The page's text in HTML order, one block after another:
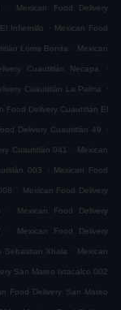
. Mexican Food Delivery
Infiernillo . Mexican Food
Loma Bonita . Mexican
Cuautitlán Necapa .
Cuautitlán La Palma .
Food Delivery Cuautitlán El
Delivery Cuautitlán 49 .
Cuautitlán 041 . Mexican
003 . Mexican Food
. Mexican Food Delivery
. Mexican Food Delivery
. Mexican Food Delivery
Sebastian Xhala . Mexican
San Mateo Ixtacalco 002
Food Delivery San Mateo